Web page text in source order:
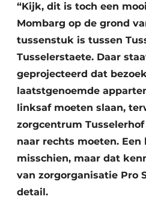
Video’s
“Kijk, dit is toch een
Mombarg op de grond
tussenstuk is tussen
Tusselerstaete. Daar
geprojecteerd dat
laatstgenoemde
linksaf moeten slaan,
zorgcentrum
naar rechts moeten.
misschien, maar dat
van zorgorganisatie Pro
detail.